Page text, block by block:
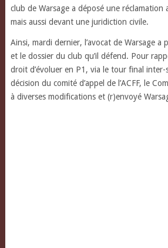
club de Warsage a déposé une réclamation
mais aussi devant une juridiction civile.
Ainsi, mardi dernier, l’avocat de Warsage a
et le dossier du club qu’il défend. Pour
droit d’évoluer en P1, via le tour final inter-
décision du comité d’appel de l’ACFF, le
à diverses modifications et (r)envoyé